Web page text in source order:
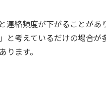
絡頻度が下がることがあ
考えているだけの場合が
ります。